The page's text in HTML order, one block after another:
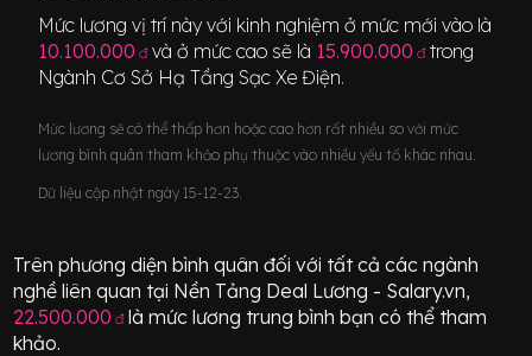
Mức lương vị trí này với kinh nghiệm ở mức mới vào là
10.100.000 đ và ở mức cao sẽ là 15.900.000 đ trong
Ngành Cơ Sở Hạ Tầng Sạc Xe Điện.
Mức lương sẽ có thể thấp hơn hoặc cao hơn rất nhiều so với mức
lương bình quân tham khảo phụ thuộc vào nhiều yếu tố khác nhau.
Dữ liệu cập nhật ngày 15-12-23.
Trên phương diện bình quân đối với tất cả các ngành
nghề liên quan tại Nền Tảng Deal Lương - Salary.vn,
22.500.000 đlà mức lương trung bình bạn có thể tham
khảo.